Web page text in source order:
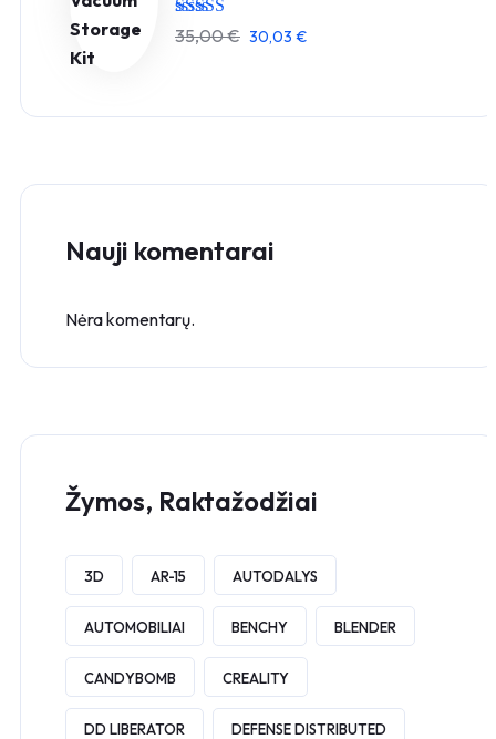
Įvertinimas:
5.00
35,00€ 30,03 €
Nauji komentarai
Nėra komentarų.
Žymos, Raktažodžiai
3D AR-15 AUTODALYS
AUTOMOBILIAI BENCHY BLENDER
CANDYBOMB CREALITY
DD LIBERATOR DEFENSE DISTRIBUTED